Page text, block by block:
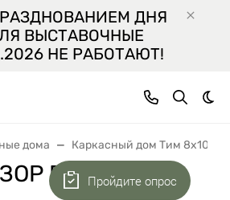
ДНЯ
ВЫСТАВОЧНЫЕ
НЕ РАБОТАЮТ!
дома Каркасный дом Тим 8х10
ПРОЕКТА
Пройдите опрос